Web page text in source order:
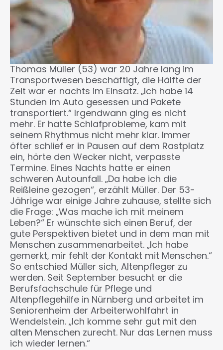
Thomas Müller (53) war 20 Jahre lang im
Transportwesen beschäftigt, die Hälfte der
Zeit war er nachts im Einsatz. „Ich habe 14
Stunden im Auto gesessen und Pakete
transportiert.“ Irgendwann ging es nicht
mehr. Er hatte Schlafprobleme, kam mit
seinem Rhythmus nicht mehr klar. Immer
öfter schlief er in Pausen auf dem Rastplatz
ein, hörte den Wecker nicht, verpasste
Termine. Eines Nachts hatte er einen
schweren Autounfall. „Da habe ich die
Reißleine gezogen“, erzählt Müller. Der 53-
Jährige war einige Jahre zuhause, stellte sich
die Frage: „Was mache ich mit meinem
Leben?“ Er wünschte sich einen Beruf, der
gute Perspektiven bietet und in dem man mit
Menschen zusammenarbeitet. „Ich habe
gemerkt, mir fehlt der Kontakt mit Menschen.“
So entschied Müller sich, Altenpfleger zu
werden. Seit September besucht er die
Berufsfachschule für Pflege und
Altenpflegehilfe in Nürnberg und arbeitet im
Seniorenheim der Arbeiterwohlfahrt in
Wendelstein. „Ich komme sehr gut mit den
alten Menschen zurecht. Nur das Lernen muss
ich wieder lernen.“